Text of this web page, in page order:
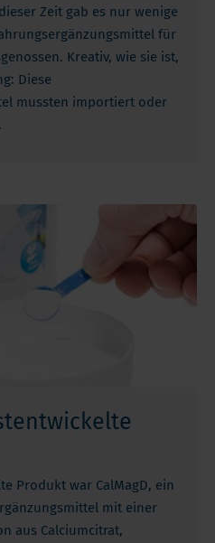
Zeit gab es nur wenige
für
Kreativ, wie sie ist,
Diese
mussten importiert oder
Produkt war CalMagD, ein
mit einer
aus Calciumcitrat,